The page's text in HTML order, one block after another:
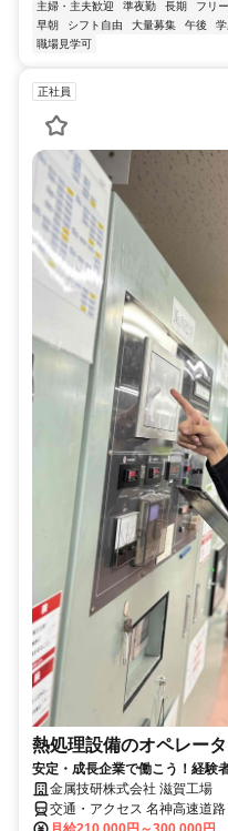
主婦・主夫歓迎
準夜勤 長期 フリ
早朝
シフト自由 大量募集 午後
職場見学可
正社員
熱処理設備のオペレー
安定・成長企業で働こう！経験
金属技研株式会社 滋賀工場
交通・アクセス 名神高速道